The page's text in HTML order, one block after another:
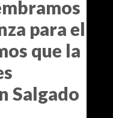
para el
que la
Salgado